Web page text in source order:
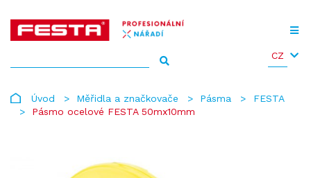
CZ
Úvod Měřidla a značkovače Pásma
FESTA
Pásmo ocelové FESTA 50mx10mm